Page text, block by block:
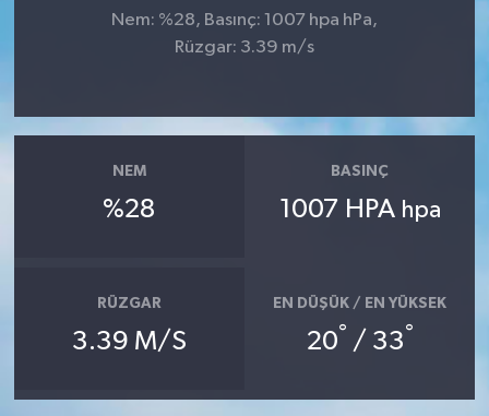
Nem: %28, Basınç: 1007 hpa hPa,
Rüzgar: 3.39 m/s
NEM
%28
BASINÇ
1007 HPA hpa
RÜZGAR
3.39 M/S
EN DÜŞÜK / EN YÜKSEK
20° / 33°